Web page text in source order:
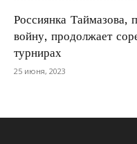
Россиянка
войну, продолжает
турнирах
25 июня, 2023